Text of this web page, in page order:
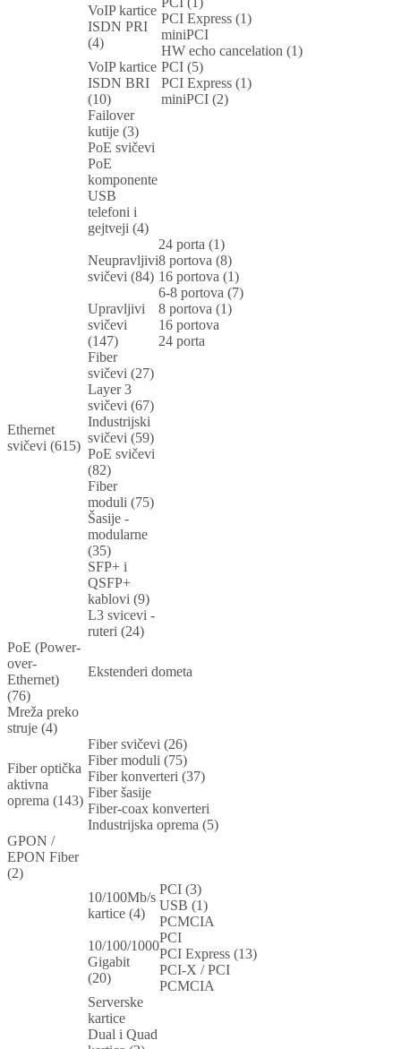
VoIP kartice
ISDN PRI
(4)
PCI Express (1)
miniPCI
HW echo cancelation (1)
VoIP kartice
ISDN BRI
(10)
PCI (5)
PCI Express (1)
miniPCI (2)
Failover
kutije (3)
PoE svičevi
PoE
komponente
USB
telefoni i
gejtveji (4)
Ethernet
svičevi (615)
Neupravljivi
svičevi (84)
24 porta (1)
8 portova (8)
16 portova (1)
6-8 portova (7)
Upravljivi
svičevi
(147)
8 portova (1)
16 portova
24 porta
Fiber
svičevi (27)
Layer 3
svičevi (67)
Industrijski
svičevi (59)
PoE svičevi
(82)
Fiber
moduli (75)
Šasije -
modularne
(35)
SFP+ i
QSFP+
kablovi (9)
L3 svicevi -
ruteri (24)
PoE (Power-
over-
Ethernet)
(76)
Ekstenderi dometa
Mreža preko
struje (4)
Fiber optička
aktivna
oprema (143)
Fiber svičevi (26)
Fiber moduli (75)
Fiber konverteri (37)
Fiber šasije
Fiber-coax konverteri
Industrijska oprema (5)
GPON /
EPON Fiber
(2)
10/100Mb/s
kartice (4)
PCI (3)
USB (1)
PCMCIA
10/100/1000
Gigabit
(20)
PCI
PCI Express (13)
PCI-X / PCI
PCMCIA
Serverske
kartice
Dual i Quad